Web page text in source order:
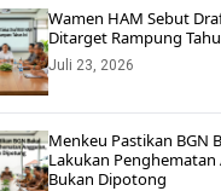
Wamen HAM Sebut
Ditarget Rampung
Juli 23, 2026
Menkeu Pastikan BGN
Lakukan Penghematan
Bukan Dipotong